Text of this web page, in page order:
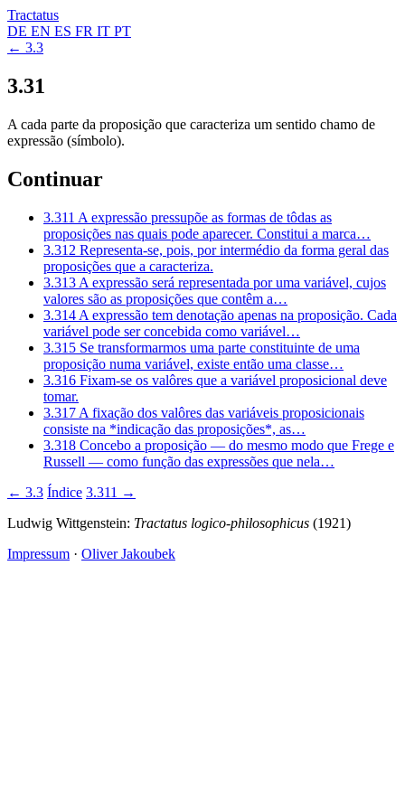
Tractatus
DE EN ES FR IT PT
← 3.3
3.31
A cada parte da proposição que caracteriza um sentido chamo de
expressão (símbolo).
Continuar
3.311 A expressão pressupõe as formas de tôdas as
proposições nas quais pode aparecer. Constitui a marca…
3.312 Representa-se, pois, por intermédio da forma geral das
proposições que a caracteriza.
3.313 A expressão será representada por uma variável, cujos
valores são as proposições que contêm a…
3.314 A expressão tem denotação apenas na proposição. Cada
variável pode ser concebida como variável…
3.315 Se transformarmos uma parte constituinte de uma
proposição numa variável, existe então uma classe…
3.316 Fixam-se os valôres que a variável proposicional deve
tomar.
3.317 A fixação dos valôres das variáveis proposicionais
consiste na *indicação das proposições*, as…
3.318 Concebo a proposição — do mesmo modo que Frege e
Russell — como função das expressões que nela…
← 3.3 Índice 3.311 →
Ludwig Wittgenstein: Tractatus logico-philosophicus (1921)
Impressum · Oliver Jakoubek